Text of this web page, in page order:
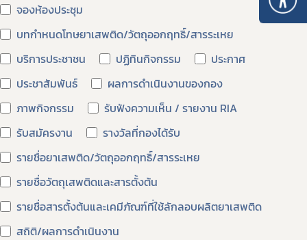
จองห้องประชุม
บทกำหนดโทษยาเสพติด/วัตถุออกฤทธิ์/สารระเหย
บริการประชาชน
ปฏิทินกิจกรรม
ประกาศ
ประชาสัมพันธ์
ผลการดำเนินงานของกอง
ภาพกิจกรรม
รับฟังความเห็น / รายงาน RIA
รับสมัครงาน
รางวัลที่กองได้รับ
รายชื่อยาเสพติด/วัตถุออกฤทธิ์/สารระเหย
รายชื่อวัตถุเสพติดและสารตั้งต้น
รายชื่อสารตั้งต้นและเคมีภัณฑ์ที่ใช้ลักลอบผลิตยาเสพติด
สถิติ/ผลการดำเนินงาน
Subscribe
เลือกหัวข้อที่ท่านต้องการ Subscribe